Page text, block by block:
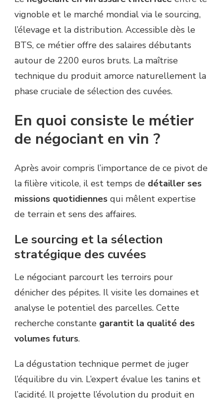
vignoble et le marché mondial via le sourcing,
l’élevage et la distribution. Accessible dès le
BTS, ce métier offre des salaires débutants
autour de 2200 euros bruts. La maîtrise
technique du produit amorce naturellement la
phase cruciale de sélection des cuvées.
En quoi consiste le métier
de négociant en vin ?
Après avoir compris l’importance de ce pivot de
la filière viticole, il est temps de détailler ses
missions quotidiennes qui mêlent expertise
de terrain et sens des affaires.
Le sourcing et la sélection
stratégique des cuvées
Le négociant parcourt les terroirs pour
dénicher des pépites. Il visite les domaines et
analyse le potentiel des parcelles. Cette
recherche constante garantit la qualité des
volumes futurs.
La dégustation technique permet de juger
l’équilibre du vin. L’expert évalue les tanins et
l’acidité. Il projette l’évolution du produit en